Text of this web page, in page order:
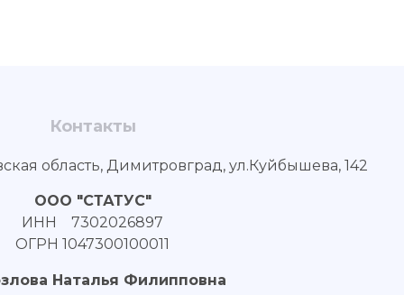
Контакты
область, Димитровград, ул.Куйбышева, 142
ООО "СТАТУС"
ИНН 7302026897
ОГРН 1047300100011
Наталья Филипповна